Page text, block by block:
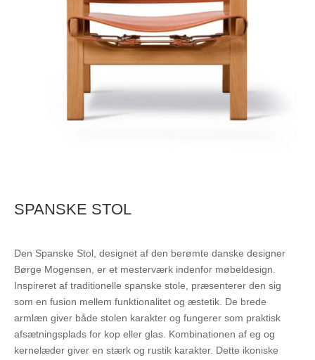
SPANSKE STOL
Den Spanske Stol, designet af den berømte danske designer
Børge Mogensen, er et mesterværk indenfor møbeldesign.
Inspireret af traditionelle spanske stole, præsenterer den sig
som en fusion mellem funktionalitet og æstetik. De brede
armlæn giver både stolen karakter og fungerer som praktisk
afsætningsplads for kop eller glas. Kombinationen af eg og
kernelæder giver en stærk og rustik karakter. Dette ikoniske